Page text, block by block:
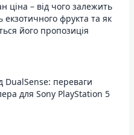
ціна – від чого залежить
екзотичного фрукта та як
його пропозиція
DualSense: переваги
для Sony PlayStation 5